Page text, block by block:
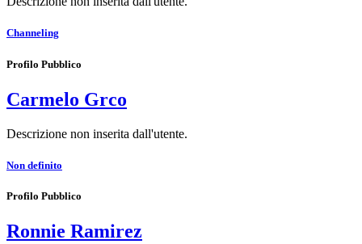
Channeling
Profilo Pubblico
Carmelo Grco
Descrizione non inserita dall'utente.
Non definito
Profilo Pubblico
Ronnie Ramirez